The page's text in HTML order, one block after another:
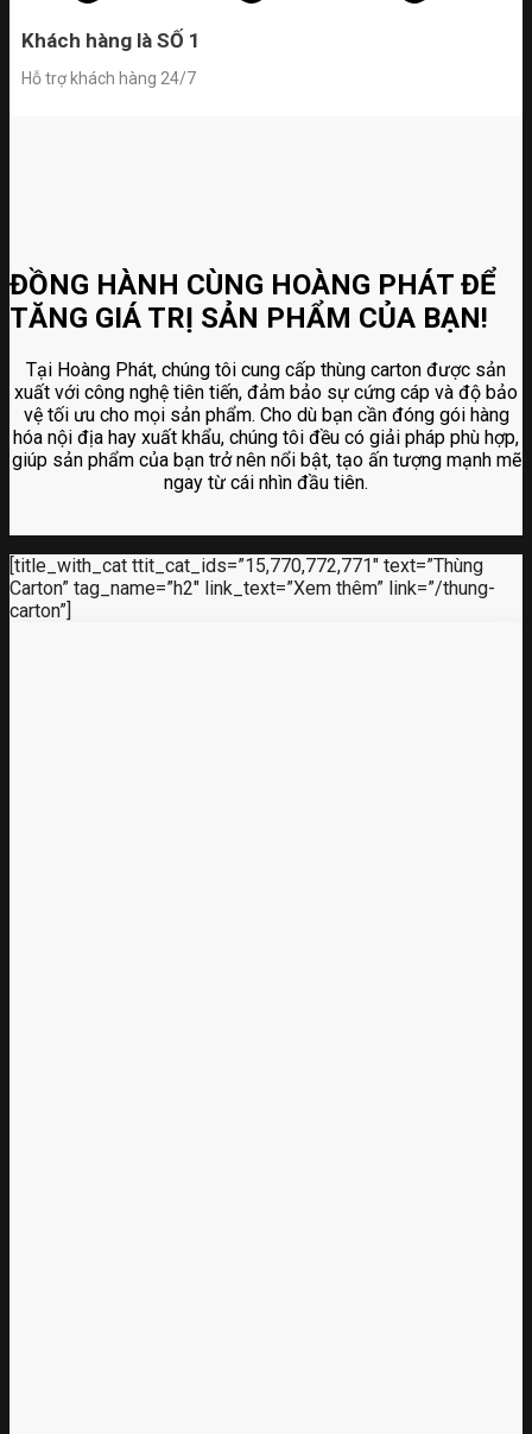
Khách hàng là SỐ 1
Hỗ trợ khách hàng 24/7
ĐỒNG HÀNH CÙNG HOÀNG PHÁT ĐỂ
TĂNG GIÁ TRỊ SẢN PHẨM CỦA BẠN!
Tại Hoàng Phát, chúng tôi cung cấp thùng carton được sản
xuất với công nghệ tiên tiến, đảm bảo sự cứng cáp và độ bảo
vệ tối ưu cho mọi sản phẩm. Cho dù bạn cần đóng gói hàng
hóa nội địa hay xuất khẩu, chúng tôi đều có giải pháp phù hợp,
giúp sản phẩm của bạn trở nên nổi bật, tạo ấn tượng mạnh mẽ
ngay từ cái nhìn đầu tiên.
[title_with_cat ttit_cat_ids=”15,770,772,771″ text=”Thùng
Carton” tag_name=”h2″ link_text=”Xem thêm” link=”/thung-
carton”]